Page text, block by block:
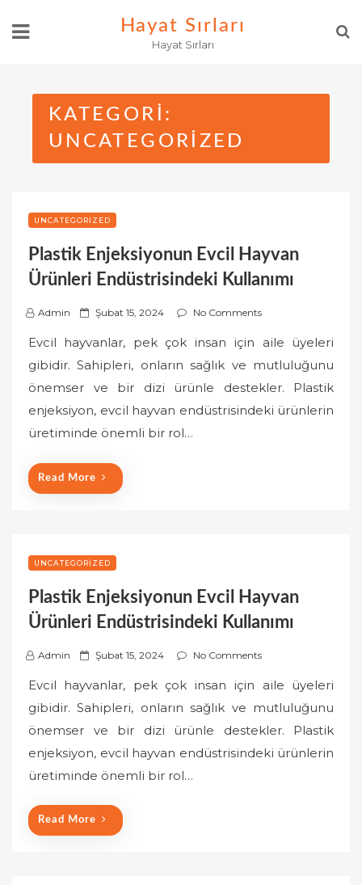
Hayat Sırları
Hayat Sırları
KATEGORI:
UNCATEGORIZED
UNCATEGORIZED
Plastik Enjeksiyonun Evcil Hayvan
Ürünleri Endüstrisindeki Kullanımı
Admin
P
s
t
d
o
Şubat 15, 2024 No Comments
Evcil hayvanlar, pek çok insan için aile üyeleri
gibidir. Sahipleri, onların sağlık ve mutluluğunu
önemser ve bir dizi ürünle destekler. Plastik
enjeksiyon, evcil hayvan endüstrisindeki ürünlerin
üretiminde önemli bir rol…
Read More
UNCATEGORIZED
Plastik Enjeksiyonun Evcil Hayvan
Ürünleri Endüstrisindeki Kullanımı
Admin
P
s
t
d
o
Şubat 15, 2024 No Comments
Evcil hayvanlar, pek çok insan için aile üyeleri
gibidir. Sahipleri, onların sağlık ve mutluluğunu
önemser ve bir dizi ürünle destekler. Plastik
enjeksiyon, evcil hayvan endüstrisindeki ürünlerin
üretiminde önemli bir rol…
Read More